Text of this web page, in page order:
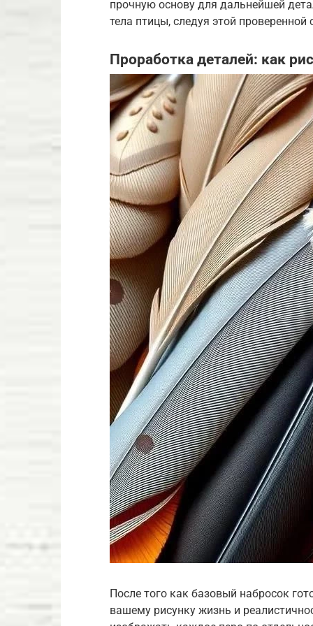
прочную основу для дальнейшей
тела птицы, следуя этой проверенной
Проработка деталей: как
После того как базовый набросок
вашему рисунку жизнь и